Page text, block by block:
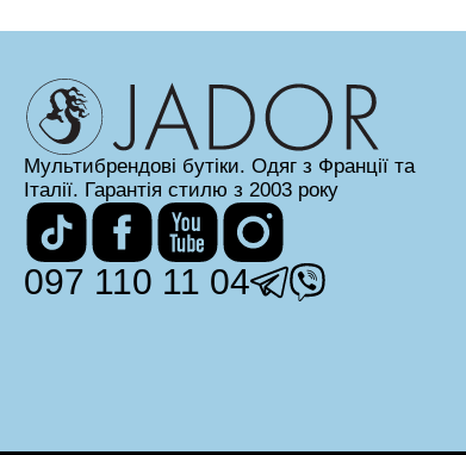
Мультибрендові бутіки. Одяг з Франції та
Італії. Гарантія стилю з 2003 року
097 110 11 04